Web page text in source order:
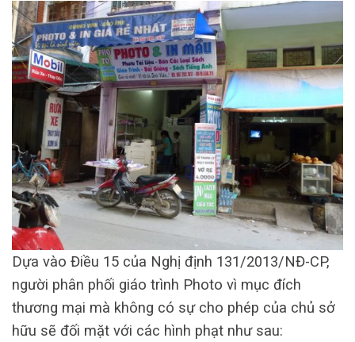
Dựa vào Điều 15 của Nghị định 131/2013/NĐ-CP,
người phân phối giáo trình Photo vì mục đích
thương mại mà không có sự cho phép của chủ sở
hữu sẽ đối mặt với các hình phạt như sau: